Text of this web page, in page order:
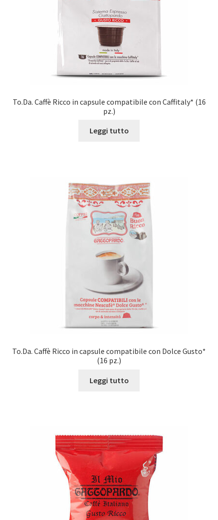
To.Da. Caffè Ricco in capsule compatibile con Caffitaly* (16
pz.)
Leggi tutto
To.Da. Caffè Ricco in capsule compatibile con Dolce Gusto*
(16 pz.)
Leggi tutto